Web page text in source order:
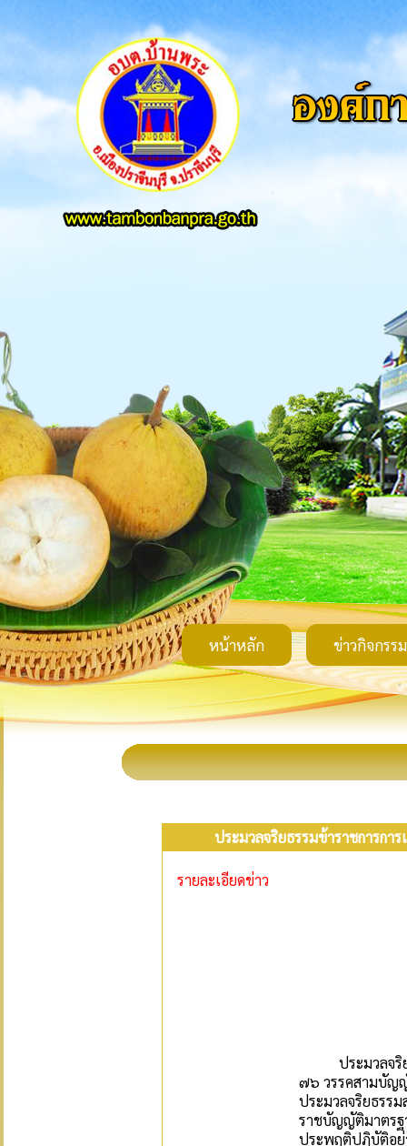
หน้าหลัก ข่าวกิจกรรม
ประมวลจริยธรรมข้าราชการก
รายละเอียดข่าว
ประมวลจริยธ
๗๖ วรรคสามบัญ
ประมวลจริยธรร
ราชบัญญัติมาตรฐ
ประพฤติปฏิบัติอย่